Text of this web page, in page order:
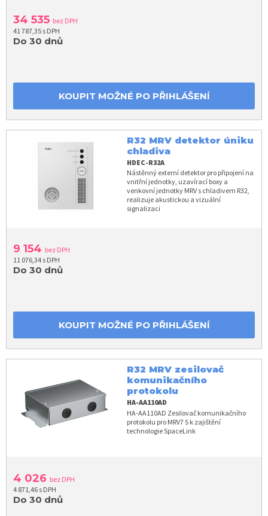
34 535 bez DPH
41 787,35 s DPH
Do 30 dnů
KOUPIT MOŽNÉ PO PŘIHLÁŠENÍ
R32 MRV detektor úniku
chladiva
HDEC-R32A
Nástěnný externí detektor pro připojení na
vnitřní jednotky, uzavírací boxy a
venkovní jednotky MRV s chladivem R32,
realizuje akustickou a vizuální
signalizaci
9 154 bez DPH
11 076,34 s DPH
Do 30 dnů
KOUPIT MOŽNÉ PO PŘIHLÁŠENÍ
R32 MRV zesilovač
komunikačního
protokolu
HA-AA110AD
HA-AA110AD Zesilovač komunikačního
protokolu pro MRV7 S k zajištění
technologie SpaceLink
4 026 bez DPH
4 871,46 s DPH
Do 30 dnů